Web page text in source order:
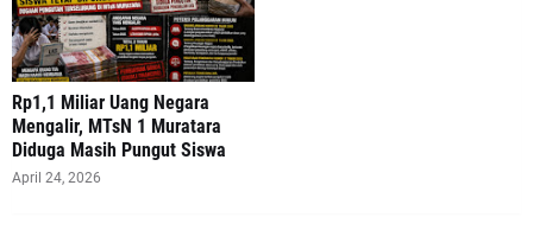
‎Rp1,1 Miliar Uang Negara
Mengalir, MTsN 1 Muratara
Diduga Masih Pungut Siswa
April 24, 2026